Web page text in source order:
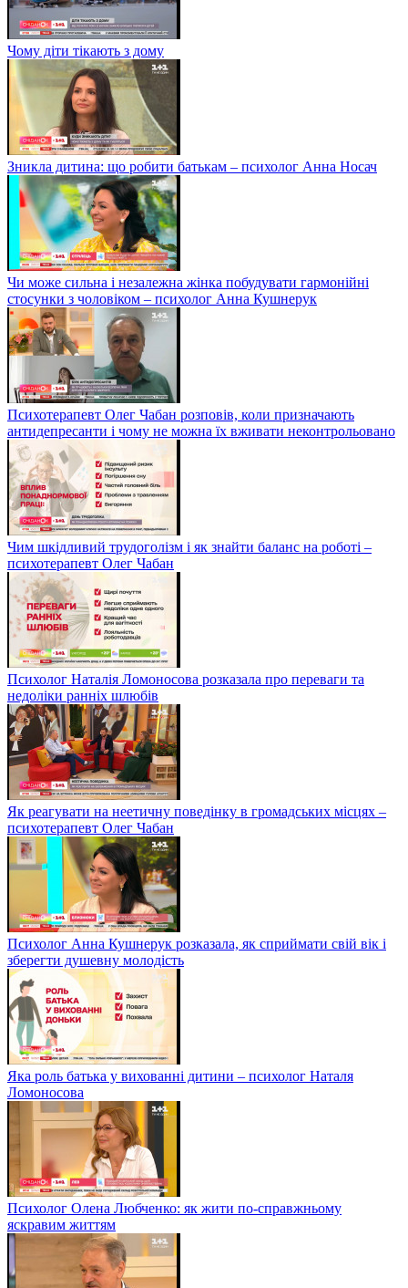
Чому діти тікають з дому
Зникла дитина: що робити батькам – психолог Анна Носач
Чи може сильна і незалежна жінка побудувати гармонійні
стосунки з чоловіком – психолог Анна Кушнерук
Психотерапевт Олег Чабан розповів, коли призначають
антидепресанти і чому не можна їх вживати неконтрольовано
Чим шкідливий трудоголізм і як знайти баланс на роботі –
психотерапевт Олег Чабан
Психолог Наталія Ломоносова розказала про переваги та
недоліки ранніх шлюбів
Як реагувати на неетичну поведінку в громадських місцях –
психотерапевт Олег Чабан
Психолог Анна Кушнерук розказала, як сприймати свій вік і
зберегти душевну молодість
Яка роль батька у вихованні дитини – психолог Наталя
Ломоносова
Психолог Олена Любченко: як жити по-справжньому
яскравим життям